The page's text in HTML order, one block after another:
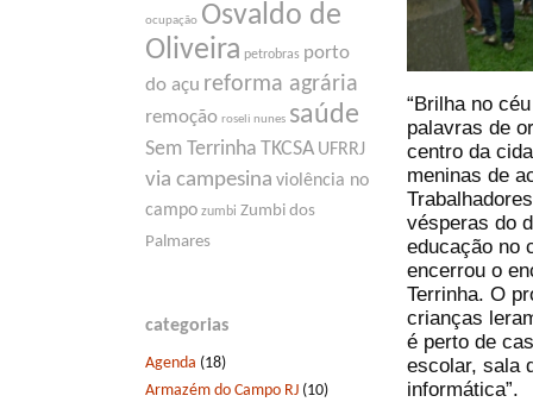
ocupação Osvaldo de
Oliveira petrobras porto
do açu reforma agrária
remoção roseli nunes saúde
Sem Terrinha TKCSA UFRRJ
via campesina violência no
campo zumbi Zumbi dos
Palmares
categorias
Agenda (18)
Armazém do Campo RJ (10)
“Brilha no
palavras de
centro da
meninas de
vésperas do
educação no
encerrou o
Terrinha. O
crianças
é perto de
escolar, sala
informática”.